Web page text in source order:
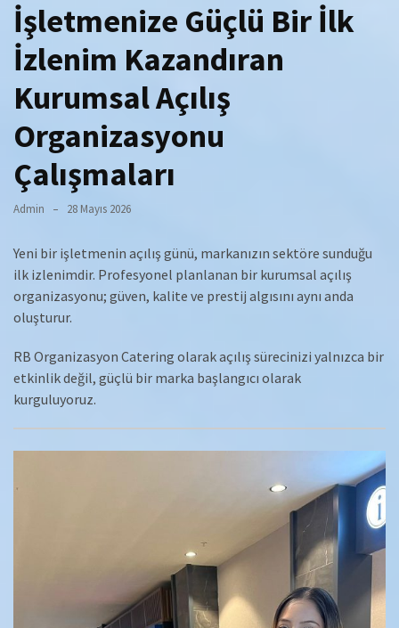
İşletmenize Güçlü Bir İlk
İzlenim Kazandıran
Kurumsal Açılış
Organizasyonu
Çalışmaları
Admin 28 Mayıs 2026
Yeni bir işletmenin açılış günü, markanızın sektöre sunduğu
ilk izlenimdir. Profesyonel planlanan bir kurumsal açılış
organizasyonu; güven, kalite ve prestij algısını aynı anda
oluşturur.
RB Organizasyon Catering olarak açılış sürecinizi yalnızca bir
etkinlik değil, güçlü bir marka başlangıcı olarak
kurguluyoruz.